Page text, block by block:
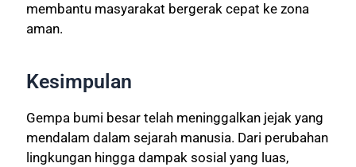
membantu masyarakat bergerak cepat ke zona
aman.
Kesimpulan
Gempa bumi besar telah meninggalkan jejak yang
mendalam dalam sejarah manusia. Dari perubahan
lingkungan hingga dampak sosial yang luas,